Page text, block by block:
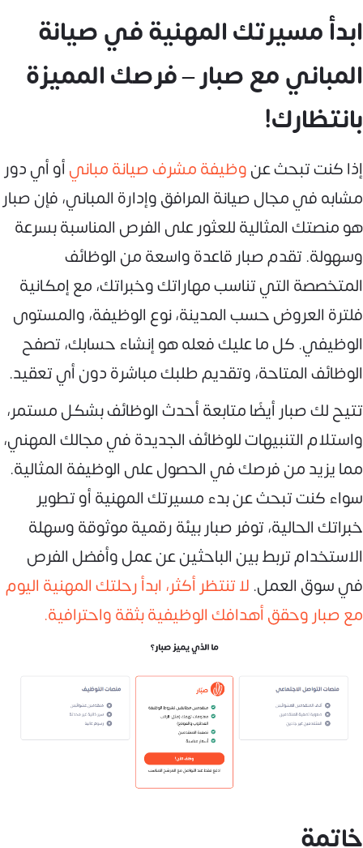
ابدأ مسيرتك المهنية في صيانة
المباني مع صبار – فرصك المميزة
بانتظارك!
إذا كنت تبحث عنوظيفة مشرف صيانة مبانيأو أي دور
مشابه في مجال صيانة المرافق وإدارة المباني، فإن صبار
هو منصتك المثالية للعثور على الفرص المناسبة بسرعة
وسهولة. تقدم صبار قاعدة واسعة من الوظائف
المتخصصة التي تناسب مهاراتك وخبراتك، مع إمكانية
فلترة العروض حسب المدينة، نوع الوظيفة، والمستوى
الوظيفي. كل ما عليك فعله هو إنشاء حسابك، تصفح
الوظائف المتاحة، وتقديم طلبك مباشرة دون أي تعقيد.
تتيح لك صبار أيضًا متابعة أحدث الوظائف بشكل مستمر،
واستلام التنبيهات للوظائف الجديدة في مجالك المهني،
مما يزيد من فرصك في الحصول على الوظيفة المثالية.
سواء كنت تبحث عن بدء مسيرتك المهنية أو تطوير
خبراتك الحالية، توفر صبار بيئة رقمية موثوقة وسهلة
الاستخدام تربط بين الباحثين عن عمل وأفضل الفرص
في سوق العمل. لا تنتظر أكثر، ابدأ رحلتك المهنية اليوم
مع صبار وحقق أهدافك الوظيفية بثقة واحترافية.
خاتمة